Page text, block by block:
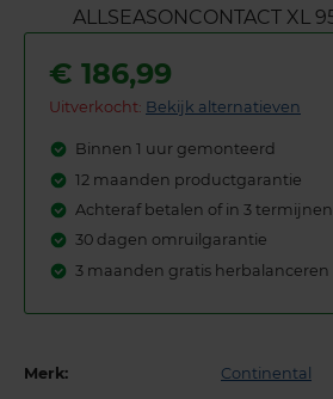
€ 186,99
Uitverkocht: Bekijk alternatieven
Binnen 1 uur gemonteerd
12 maanden productgarantie
Achteraf betalen of in 3 termijnen
30 dagen omruilgarantie
3 maanden gratis herbalanceren
Merk: Continental